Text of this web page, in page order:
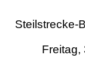
Literatur
Termine
Steilstrecke-
Freitag,